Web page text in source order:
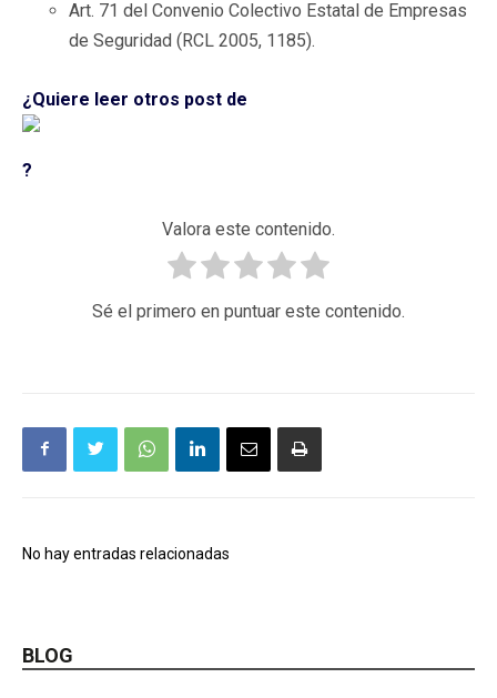
Art. 71 del Convenio Colectivo Estatal de Empresas
de Seguridad (RCL 2005, 1185).
¿Quiere leer otros post de
?
Valora este contenido.
Sé el primero en puntuar este contenido.
No hay entradas relacionadas
BLOG